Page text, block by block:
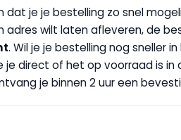
dat je je bestelling zo snel
adres wilt laten afleveren, de
. Wil je je bestelling nog sneller
je direct of het op voorraad is in
je binnen 2 uur een